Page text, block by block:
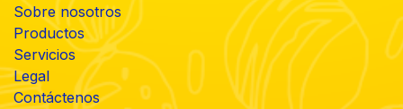
Sobre nosotros
Productos
Servicios
Legal
Contáctenos